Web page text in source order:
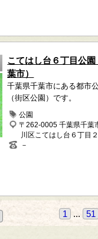
こてはし台６丁目公園
葉市）
千葉県千葉市にある都市
（街区公園）です。
公園
〒262-0005 千葉県千葉
川区こてはし台６丁目２
－
1 ... 51